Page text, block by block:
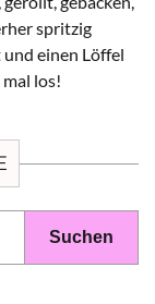
spritzig
einen Löffel
los!